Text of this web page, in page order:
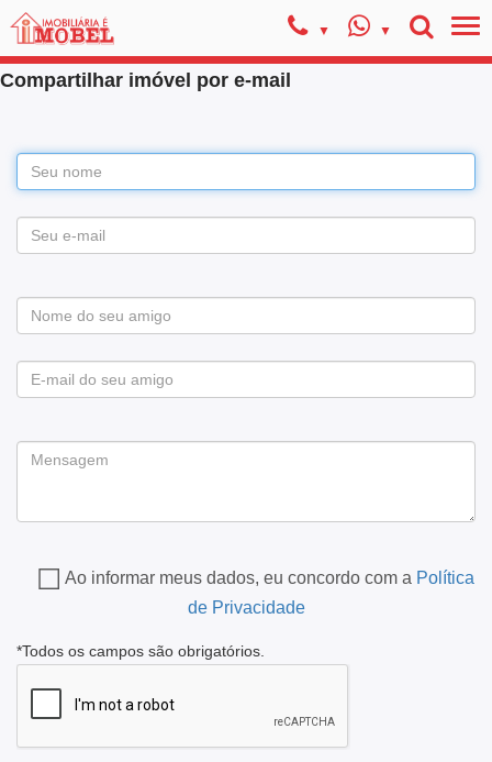
Compartilhar imóvel por e-mail
Ao informar meus dados, eu concordo com a Política
de Privacidade
*Todos os campos são obrigatórios.